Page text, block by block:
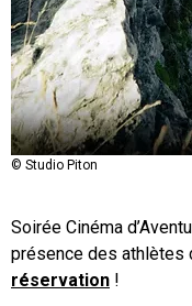
© Studio Piton
© Studio Piton
Soirée Cinéma
présence des athlètes
réservation !